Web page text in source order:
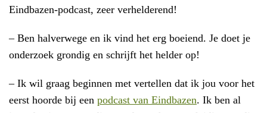
Eindbazen-podcast, zeer verhelderend!
– Ben halverwege en ik vind het erg boeiend. Je doet je
onderzoek grondig en schrijft het helder op!
– Ik wil graag beginnen met vertellen dat ik jou voor het
eerst hoorde bij een podcast van Eindbazen. Ik ben al